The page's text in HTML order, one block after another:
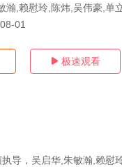
瀚,赖慰玲,陈炜,吴伟豪,单
01
 极速观看
导，吴启华,朱敏瀚,赖慰